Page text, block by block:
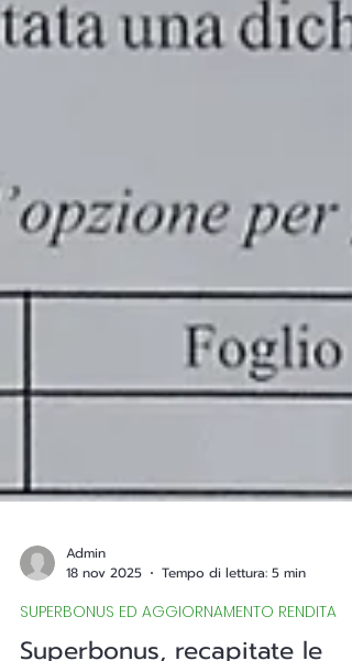
Admin